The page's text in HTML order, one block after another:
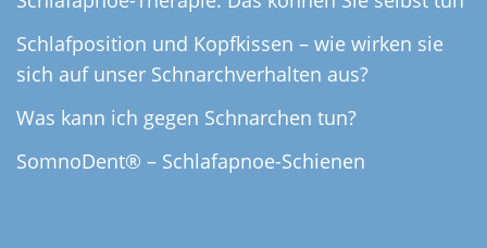
Schlafposition und Kopfkissen – wie wirken sie
sich auf unser Schnarchverhalten aus?
Was kann ich gegen Schnarchen tun?
SomnoDent® – Schlafapnoe-Schienen